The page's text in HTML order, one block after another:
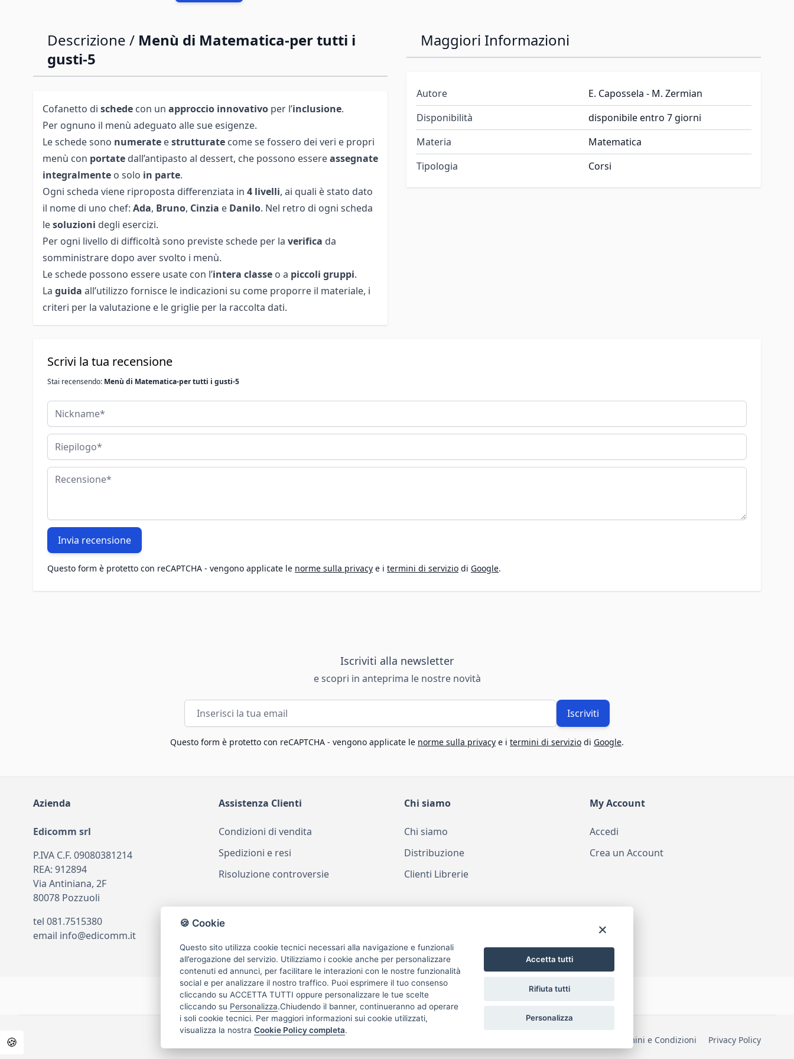
Descrizione / Menù di Matematica-per tutti i
gusti-5
Cofanetto di schede con un approccio innovativo per l’inclusione.
Per ognuno il menù adeguato alle sue esigenze.
Le schede sono numerate estrutturate come se fossero dei veri e propri
menù con portate dall’antipasto al dessert, che possono essereassegnate
integralmente o solo in parte.
Ogni scheda viene riproposta differenziata in 4 livelli, ai quali è stato dato
il nome di uno chef: Ada, Bruno, Cinzia e Danilo. Nel retro di ogni scheda
lesoluzioni degli esercizi.
Per ogni livello di difficoltà sono previste schede per la verifica da
somministrare dopo aver svolto i menù.
Le schede possono essere usate con l’intera classe o a piccoli gruppi.
La guida all’utilizzo fornisce le indicazioni su come proporre il materiale, i
criteri per la valutazione e le griglie per la raccolta dati.
Maggiori Informazioni
Autore
E. Capossela - M. Zermian
Disponibilità
disponibile entro 7 giorni
Materia
Matematica
Tipologia
Corsi
Scrivi la tua recensione
Stai recensendo: Menù di Matematica-per tutti i gusti-5
Nickname
Riepilogo
Recensione
Invia recensione
Questo form è protetto con reCAPTCHA - vengono applicate le norme sulla privacy e i termini di servizio di Google.
Iscriviti alla newsletter
e scopri in anteprima le nostre novità
Indirizzo email
Iscriviti
Questo form è protetto con reCAPTCHA - vengono applicate le norme sulla privacy e i termini di servizio di Google.
Azienda
Edicomm srl
P.IVA C.F. 09080381214
REA: 912894
Via Antiniana, 2F
80078 Pozzuoli
tel 081.7515380
email info@edicomm.it
Assistenza Clienti
Condizioni di vendita
Spedizioni e resi
Risoluzione controversie
Chi siamo
Chi siamo
Distribuzione
Clienti Librerie
My Account
Accedi
Crea un Account
Termini e Condizioni Privacy Policy
🍪
🍪 Cookie
Questo sito utilizza cookie tecnici necessari alla navigazione e funzionali
all’erogazione del servizio. Utilizziamo i cookie anche per personalizzare
contenuti ed annunci, per facilitare le interazioni con le nostre funzionalità
social e per analizzare il nostro traffico. Puoi esprimere il tuo consenso
cliccando su ACCETTA TUTTI oppure personalizzare le tue scelte
cliccando su Personalizza.Chiudendo il banner, continueranno ad operare
i soli cookie tecnici. Per maggiori informazioni sui cookie utilizzati,
visualizza la nostra Cookie Policy completa.
Accetta tutti
Rifiuta tutti
Personalizza